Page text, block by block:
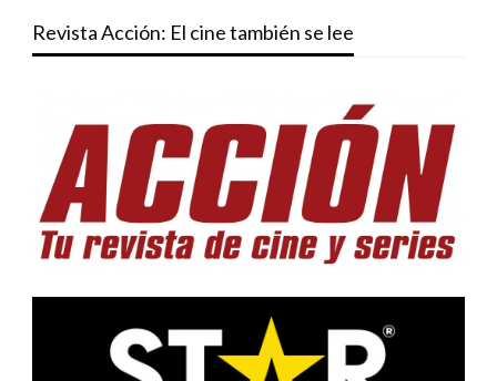
Revista Acción: El cine también se lee